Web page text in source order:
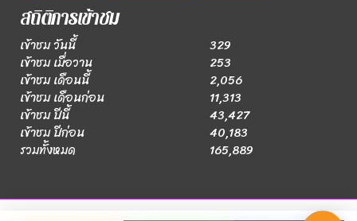
สถิติการเข้าชม
เข้าชม วันนี้
329
เข้าชม เมื่อวาน
253
เข้าชม เดือนนี้
2,056
เข้าชม เดือนก่อน
11,313
เข้าชม ปีนี้
43,427
เข้าชม ปีก่อน
40,183
รวมทั้งหมด
165,889